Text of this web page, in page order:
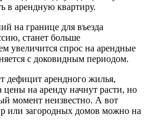
в арендную квартиру.
на границе для въезда
станет больше
увеличится спрос на арендные
с доковидным периодом.
дефицит арендного жилья,
цены на аренду начнут расти, но
момент неизвестно. А вот
или загородных домов можно на